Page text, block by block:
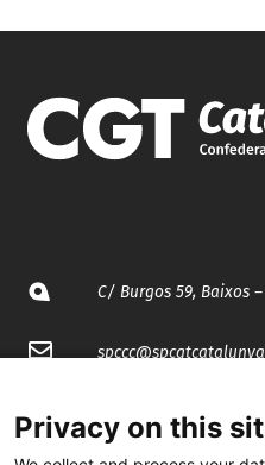
C/ Burgos 59, Baixos
spccc@
Privacy on this